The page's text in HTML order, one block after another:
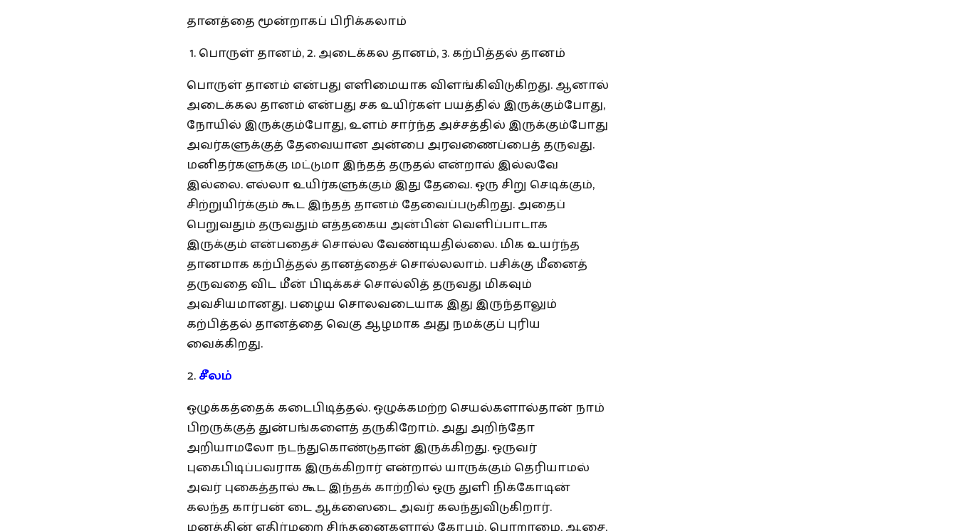
தானத்தை மூன்றாகப் பிரிக்கலாம்
பொருள் தானம், 2. அடைக்கல தானம், 3. கற்பித்தல் தானம்
பொருள் தானம் என்பது எளிமையாக விளங்கிவிடுகிறது. ஆனால்
அடைக்கல தானம் என்பது சக உயிர்கள் பயத்தில் இருக்கும்போது,
நோயில் இருக்கும்போது, உளம் சார்ந்த அச்சத்தில் இருக்கும்போது
அவர்களுக்குத் தேவையான அன்பை அரவணைப்பைத் தருவது.
மனிதர்களுக்கு மட்டுமா இந்தத் தருதல் என்றால் இல்லவே
இல்லை. எல்லா உயிர்களுக்கும் இது தேவை. ஒரு சிறு செடிக்கும்,
சிற்றுயிர்க்கும் கூட இந்தத் தானம் தேவைப்படுகிறது. அதைப்
பெறுவதும் தருவதும் எத்தகைய அன்பின் வெளிப்பாடாக
இருக்கும் என்பதைச் சொல்ல வேண்டியதில்லை. மிக உயர்ந்த
தானமாக கற்பித்தல் தானத்தைச் சொல்லலாம். பசிக்கு மீனைத்
தருவதை விட மீன் பிடிக்கச் சொல்லித் தருவது மிகவும்
அவசியமானது. பழைய சொலவடையாக இது இருந்தாலும்
கற்பித்தல் தானத்தை வெகு ஆழமாக அது நமக்குப் புரிய
வைக்கிறது.
சீலம்
ஒழுக்கத்தைக் கடைபிடித்தல். ஒழுக்கமற்ற செயல்களால்தான் நாம்
பிறருக்குத் துன்பங்களைத் தருகிறோம். அது அறிந்தோ
அறியாமலோ நடந்துகொண்டுதான் இருக்கிறது. ஒருவர்
புகைபிடிப்பவராக இருக்கிறார் என்றால் யாருக்கும் தெரியாமல்
அவர் புகைத்தால் கூட இந்தக் காற்றில் ஒரு துளி நிக்கோடின்
கலந்த கார்பன் டை ஆக்ஸைடை அவர் கலந்துவிடுகிறார்.